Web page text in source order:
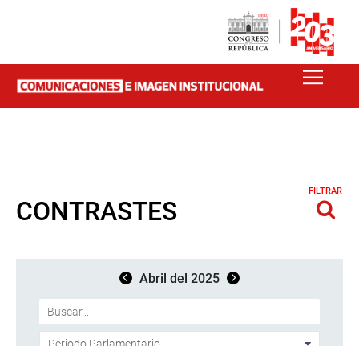
CONTRASTES
FILTRAR
Abril del 2025